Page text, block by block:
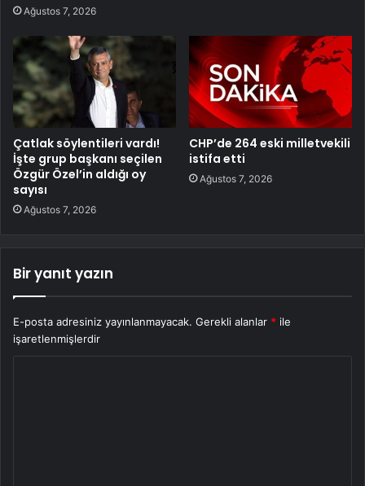
Ağustos 7, 2026
Çatlak söylentileri vardı!
İşte grup başkanı seçilen
Özgür Özel’in aldığı oy
sayısı
Ağustos 7, 2026
CHP’de 264 eski milletvekili
istifa etti
Ağustos 7, 2026
Bir yanıt yazın
E-posta adresiniz yayınlanmayacak. Gerekli alanlar * ile
işaretlenmişlerdir